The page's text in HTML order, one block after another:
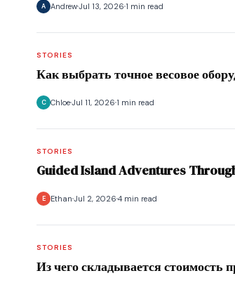
A AndrewJul 13, 2026 1 min read
STORIES
Как выбрать точное весовое
C ChloeJul 11, 2026 1 min read
STORIES
Guided Island Adventures
E Ethan Jul 2, 2026 4 min read
STORIES
Из чего складывается стоимость